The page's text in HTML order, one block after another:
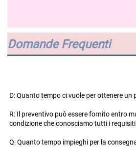
Domande Frequenti
D: Quanto tempo ci vuole per ottenere un
R: Il preventivo può essere fornito entro
condizione che conosciamo tutti i
Q: Quanto tempo impieghi per la